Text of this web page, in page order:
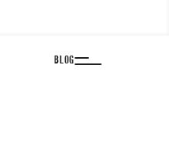
BLOG